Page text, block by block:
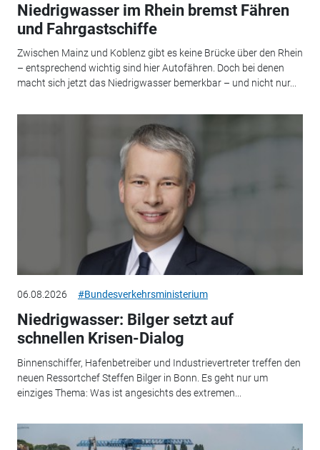
Niedrigwasser im Rhein bremst Fähren
und Fahrgastschiffe
Zwischen Mainz und Koblenz gibt es keine Brücke über den Rhein
– entsprechend wichtig sind hier Autofähren. Doch bei denen
macht sich jetzt das Niedrigwasser bemerkbar – und nicht nur...
06.08.2026 #Bundesverkehrsministerium
Niedrigwasser: Bilger setzt auf
schnellen Krisen-Dialog
Binnenschiffer, Hafenbetreiber und Industrievertreter treffen den
neuen Ressortchef Steffen Bilger in Bonn. Es geht nur um
einziges Thema: Was ist angesichts des extremen...